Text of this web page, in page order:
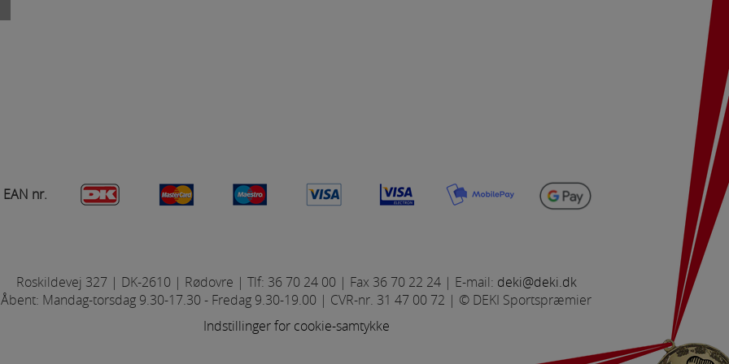
EAN nr.
Roskildevej 327 | DK-2610 | Rødovre | Tlf: 36 70 24 00 | Fax 36 70 22 24 | E-mail: deki@deki.dk
Åbent: Mandag-torsdag 9.30-17.30 - Fredag 9.30-19.00 | CVR-nr. 31 47 00 72 | © DEKI Sportspræmier
Indstillinger for cookie-samtykke